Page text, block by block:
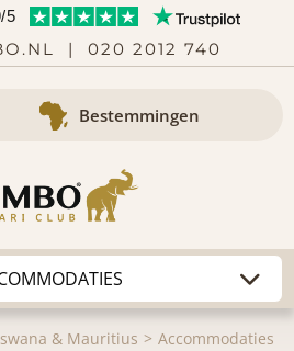
5
| 020 2012 740
Bestemmingen
& Mauritius
Accommodaties